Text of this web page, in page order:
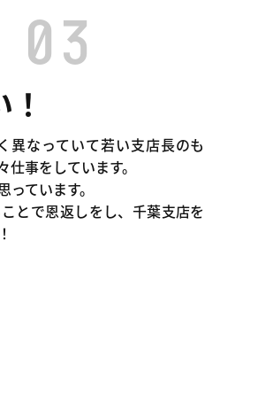
03
異なっていて若い支店長のも
事をしています。
ています。
とで恩返しをし、千葉支店を